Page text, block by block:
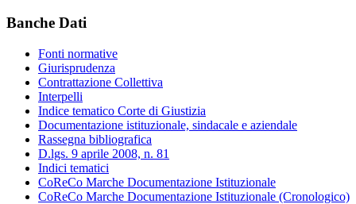
Banche Dati
Fonti normative
Giurisprudenza
Contrattazione Collettiva
Interpelli
Indice tematico Corte di Giustizia
Documentazione istituzionale, sindacale e aziendale
Rassegna bibliografica
D.lgs. 9 aprile 2008, n. 81
Indici tematici
CoReCo Marche Documentazione Istituzionale
CoReCo Marche Documentazione Istituzionale (Cronologico)